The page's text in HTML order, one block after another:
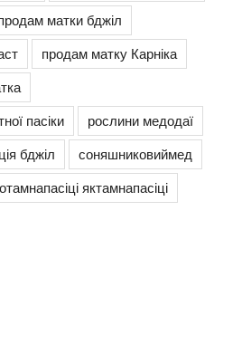
матки бджіл
продам матку Карніка
пасіки
рослини медодаї
бджіл
соняшниковиймед
яктамнапасіці